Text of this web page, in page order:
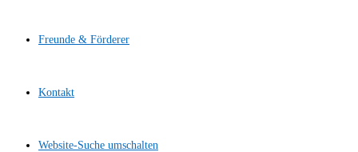
Freunde & Förderer
Kontakt
Website-Suche umschalten